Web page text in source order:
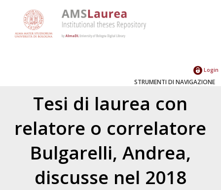
Login
STRUMENTI DI NAVIGAZIONE
Tesi di laurea con
relatore o correlatore
Bulgarelli, Andrea,
discusse nel 2018